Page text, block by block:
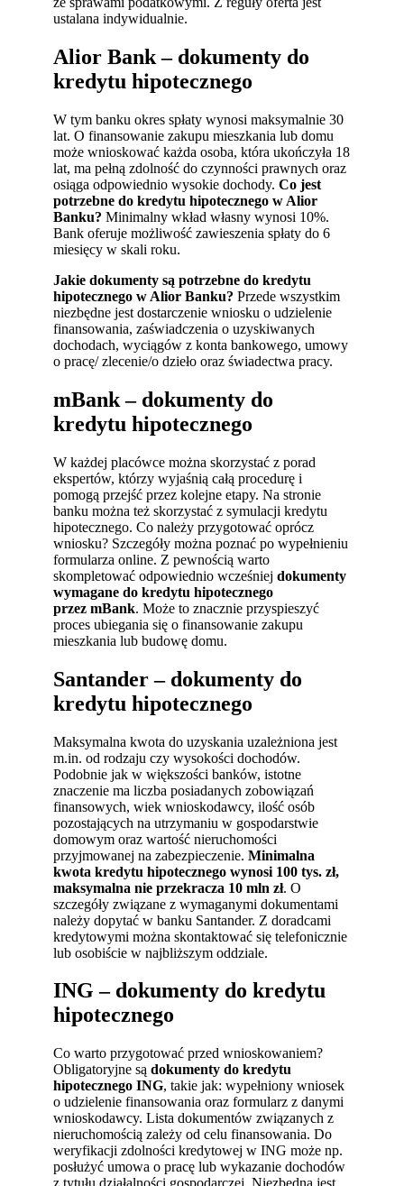
ustalana indywidualnie.
Alior Bank – dokumenty do
kredytu hipotecznego
W tym banku okres spłaty wynosi maksymalnie 30
lat. O finansowanie zakupu mieszkania lub domu
może wnioskować każda osoba, która ukończyła 18
lat, ma pełną zdolność do czynności prawnych oraz
osiąga odpowiednio wysokie dochody.Co jest
potrzebne do kredytu hipotecznego w Alior
Banku? Minimalny wkład własny wynosi 10%.
Bank oferuje możliwość zawieszenia spłaty do 6
miesięcy w skali roku.
Jakie dokumenty są potrzebne do kredytu
hipotecznego w Alior Banku? Przede wszystkim
niezbędne jest dostarczenie wniosku o udzielenie
finansowania, zaświadczenia o uzyskiwanych
dochodach, wyciągów z konta bankowego, umowy
o pracę/ zlecenie/o dzieło oraz świadectwa pracy.
mBank – dokumenty do
kredytu hipotecznego
W każdej placówce można skorzystać z porad
ekspertów, którzy wyjaśnią całą procedurę i
pomogą przejść przez kolejne etapy. Na stronie
banku można też skorzystać z symulacji kredytu
hipotecznego. Co należy przygotować oprócz
wniosku? Szczegóły można poznać po wypełnieniu
formularza online. Z pewnością warto
skompletować odpowiednio wcześniejdokumenty
wymagane do kredytu hipotecznego
przezmBank. Może to znacznie przyspieszyć
proces ubiegania się o finansowanie zakupu
mieszkania lub budowę domu.
Santander – dokumenty do
kredytu hipotecznego
Maksymalna kwota do uzyskania uzależniona jest
m.in. od rodzaju czy wysokości dochodów.
Podobnie jak w większości banków, istotne
znaczenie ma liczba posiadanych zobowiązań
finansowych, wiek wnioskodawcy, ilość osób
pozostających na utrzymaniu w gospodarstwie
domowym oraz wartość nieruchomości
przyjmowanej na zabezpieczenie.Minimalna
kwota kredytu hipotecznego wynosi 100 tys. zł,
maksymalna nie przekracza 10 mln zł. O
szczegóły związane z wymaganymi dokumentami
należy dopytać w banku Santander. Z doradcami
kredytowymi można skontaktować się telefonicznie
lub osobiście w najbliższym oddziale.
ING – dokumenty do kredytu
hipotecznego
Co warto przygotować przed wnioskowaniem?
Obligatoryjne sądokumenty do kredytu
hipotecznego ING, takie jak: wypełniony wniosek
o udzielenie finansowania oraz formularz z danymi
wnioskodawcy. Lista dokumentów związanych z
nieruchomością zależy od celu finansowania. Do
weryfikacji zdolności kredytowej w ING może np.
posłużyć umowa o pracę lub wykazanie dochodów